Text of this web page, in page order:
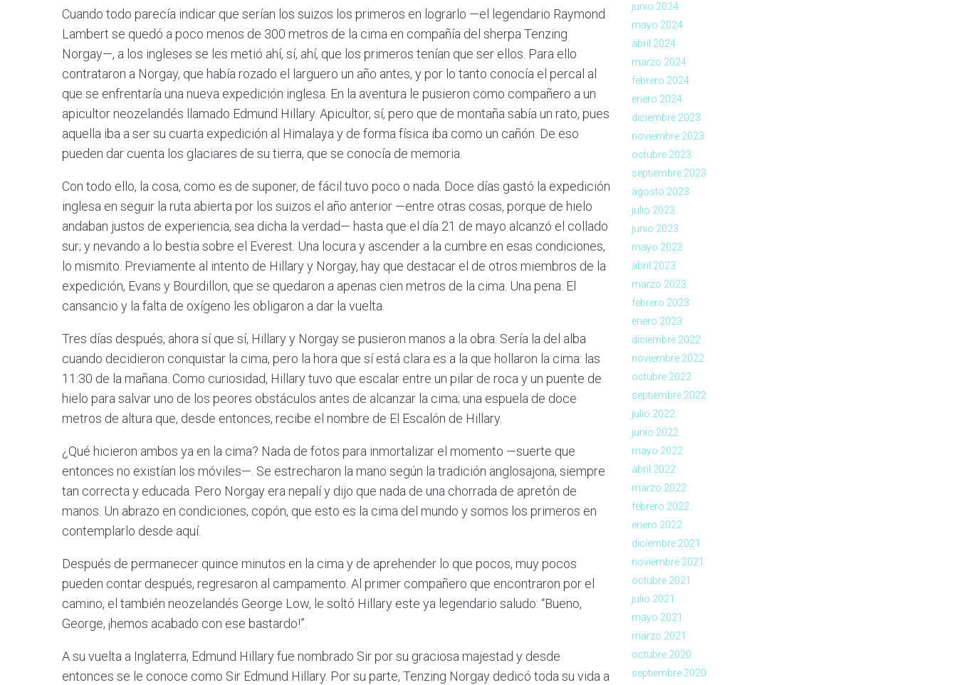
Cuando todo parecía indicar que serían los suizos los primeros en lograrlo —el legendario Raymond
Lambert se quedó a poco menos de 300 metros de la cima en compañía del sherpa Tenzing
Norgay—, a los ingleses se les metió ahí, sí, ahí, que los primeros tenían que ser ellos. Para ello
contrataron a Norgay, que había rozado el larguero un año antes, y por lo tanto conocía el percal al
que se enfrentaría una nueva expedición inglesa. En la aventura le pusieron como compañero a un
apicultor neozelandés llamado Edmund Hillary. Apicultor, sí, pero que de montaña sabía un rato, pues
aquella iba a ser su cuarta expedición al Himalaya y de forma física iba como un cañón. De eso
pueden dar cuenta los glaciares de su tierra, que se conocía de memoria.
Con todo ello, la cosa, como es de suponer, de fácil tuvo poco o nada. Doce días gastó la expedición
inglesa en seguir la ruta abierta por los suizos el año anterior —entre otras cosas, porque de hielo
andaban justos de experiencia, sea dicha la verdad— hasta que el día 21 de mayo alcanzó el collado
sur; y nevando a lo bestia sobre el Everest. Una locura y ascender a la cumbre en esas condiciones,
lo mismito. Previamente al intento de Hillary y Norgay, hay que destacar el de otros miembros de la
expedición, Evans y Bourdillon, que se quedaron a apenas cien metros de la cima. Una pena. El
cansancio y la falta de oxígeno les obligaron a dar la vuelta.
Tres días después, ahora sí que sí, Hillary y Norgay se pusieron manos a la obra. Sería la del alba
cuando decidieron conquistar la cima, pero la hora que sí está clara es a la que hollaron la cima: las
11:30 de la mañana. Como curiosidad, Hillary tuvo que escalar entre un pilar de roca y un puente de
hielo para salvar uno de los peores obstáculos antes de alcanzar la cima; una espuela de doce
metros de altura que, desde entonces, recibe el nombre de El Escalón de Hillary.
¿Qué hicieron ambos ya en la cima? Nada de fotos para inmortalizar el momento —suerte que
entonces no existían los móviles—. Se estrecharon la mano según la tradición anglosajona, siempre
tan correcta y educada. Pero Norgay era nepalí y dijo que nada de una chorrada de apretón de
manos. Un abrazo en condiciones, copón, que esto es la cima del mundo y somos los primeros en
contemplarlo desde aquí.
Después de permanecer quince minutos en la cima y de aprehender lo que pocos, muy pocos
pueden contar después, regresaron al campamento. Al primer compañero que encontraron por el
camino, el también neozelandés George Low, le soltó Hillary este ya legendario saludo: “Bueno,
George, ¡hemos acabado con ese bastardo!”.
A su vuelta a Inglaterra, Edmund Hillary fue nombrado Sir por su graciosa majestad y desde
entonces se le conoce como Sir Edmund Hillary. Por su parte, Tenzing Norgay dedicó toda su vida a
junio 2024
mayo 2024
abril 2024
marzo 2024
febrero 2024
enero 2024
diciembre 2023
noviembre 2023
octubre 2023
septiembre 2023
agosto 2023
julio 2023
junio 2023
mayo 2023
abril 2023
marzo 2023
febrero 2023
enero 2023
diciembre 2022
noviembre 2022
octubre 2022
septiembre 2022
julio 2022
junio 2022
mayo 2022
abril 2022
marzo 2022
febrero 2022
enero 2022
diciembre 2021
noviembre 2021
octubre 2021
julio 2021
mayo 2021
marzo 2021
octubre 2020
septiembre 2020